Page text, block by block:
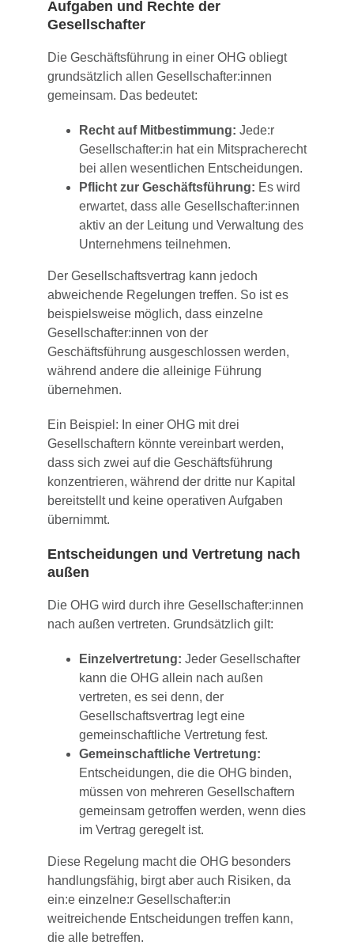
Aufgaben und Rechte der
Gesellschafter
Die Geschäftsführung in einer OHG obliegt
grundsätzlich allen Gesellschafter:innen
gemeinsam. Das bedeutet:
Recht auf Mitbestimmung: Jede:r
Gesellschafter:in hat ein Mitspracherecht
bei allen wesentlichen Entscheidungen.
Pflicht zur Geschäftsführung: Es wird
erwartet, dass alle Gesellschafter:innen
aktiv an der Leitung und Verwaltung des
Unternehmens teilnehmen.
Der Gesellschaftsvertrag kann jedoch
abweichende Regelungen treffen. So ist es
beispielsweise möglich, dass einzelne
Gesellschafter:innen von der
Geschäftsführung ausgeschlossen werden,
während andere die alleinige Führung
übernehmen.
Ein Beispiel: In einer OHG mit drei
Gesellschaftern könnte vereinbart werden,
dass sich zwei auf die Geschäftsführung
konzentrieren, während der dritte nur Kapital
bereitstellt und keine operativen Aufgaben
übernimmt.
Entscheidungen und Vertretung nach
außen
Die OHG wird durch ihre Gesellschafter:innen
nach außen vertreten. Grundsätzlich gilt:
Einzelvertretung: Jeder Gesellschafter
kann die OHG allein nach außen
vertreten, es sei denn, der
Gesellschaftsvertrag legt eine
gemeinschaftliche Vertretung fest.
Gemeinschaftliche Vertretung:
Entscheidungen, die die OHG binden,
müssen von mehreren Gesellschaftern
gemeinsam getroffen werden, wenn dies
im Vertrag geregelt ist.
Diese Regelung macht die OHG besonders
handlungsfähig, birgt aber auch Risiken, da
ein:e einzelne:r Gesellschafter:in
weitreichende Entscheidungen treffen kann,
die alle betreffen.